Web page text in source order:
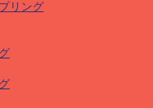
リング